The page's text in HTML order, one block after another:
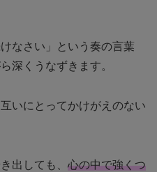
なさい」という奏の言葉
深くうなずきます。
いにとってかけがえのない
出しても、 心の中で強くつ